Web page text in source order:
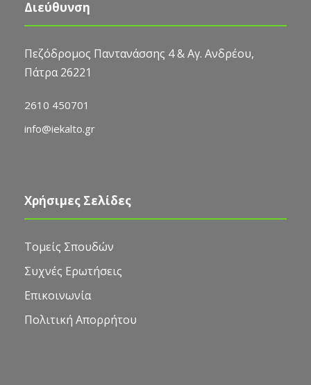
Διεύθυνση
Πεζόδρομος Παντανάσσης 4 & Αγ. Ανδρέου,
Πάτρα 26221
2610 450701
info@iekalto.gr
Χρήσιμες Σελίδες
Τομείς Σπουδών
Συχνές Ερωτήσεις
Επικοινωνία
Πολιτική Απορρήτου